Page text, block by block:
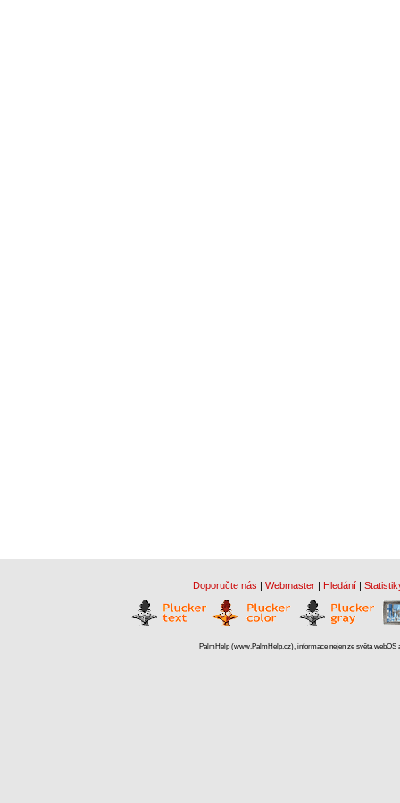
Doporučte nás | Webmaster | Hledání |
PalmHelp (www.PalmHelp.cz), informace nejen ze světa